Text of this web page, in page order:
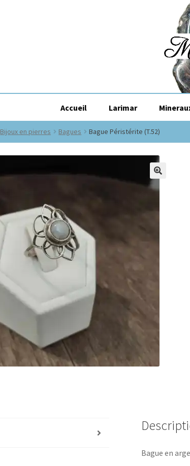
Accueil Larimar
Bijoux en pierres Bagues Bague Péristérite (T.52)
Bague en